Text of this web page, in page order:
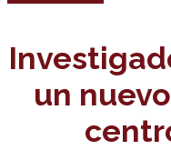
un